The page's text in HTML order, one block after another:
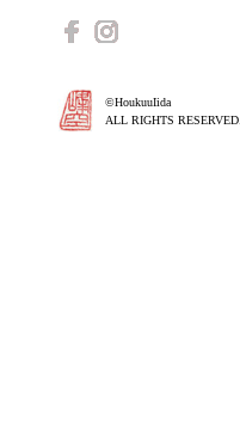
©HoukuuIida
ALL RIGHTS RESERVED.